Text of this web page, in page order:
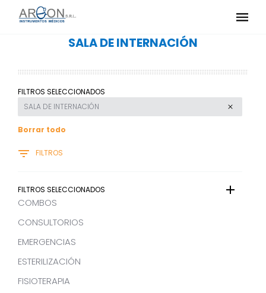
SALA DE INTERNACIÓN
FILTROS SELECCIONADOS
SALA DE INTERNACIÓN
Borrar todo
FILTROS
FILTROS SELECCIONADOS
COMBOS
CONSULTORIOS
EMERGENCIAS
ESTERILIZACIÓN
FISIOTERAPIA